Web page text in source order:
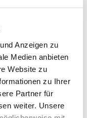
Anzeigen zu
Medien anbieten
Website zu
zu Ihrer
Partner für
weiter. Unsere